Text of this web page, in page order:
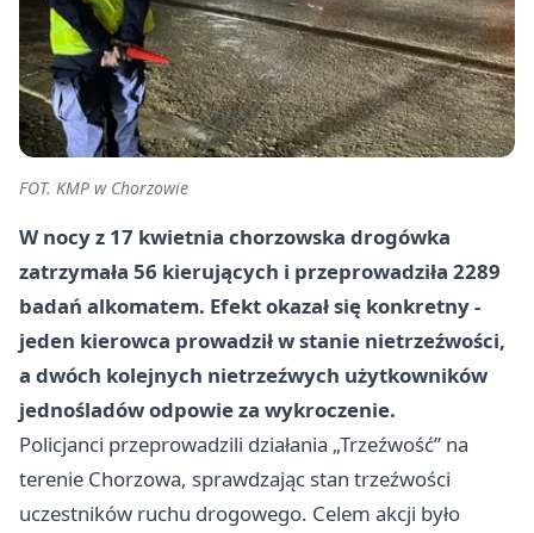
FOT. KMP w Chorzowie
W nocy z 17 kwietnia chorzowska drogówka
zatrzymała 56 kierujących i przeprowadziła 2289
badań alkomatem. Efekt okazał się konkretny -
jeden kierowca prowadził w stanie nietrzeźwości,
a dwóch kolejnych nietrzeźwych użytkowników
jednośladów odpowie za wykroczenie.
Policjanci przeprowadzili działania „Trzeźwość” na
terenie Chorzowa, sprawdzając stan trzeźwości
uczestników ruchu drogowego. Celem akcji było